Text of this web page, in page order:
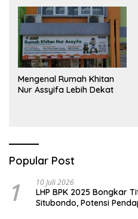
Mengenal Rumah Khitan
Nur Assyifa Lebih Dekat
Popular Post
1 10 Juli 2026
LHP BPK 2025 Bongkar
Situbondo, Potensi